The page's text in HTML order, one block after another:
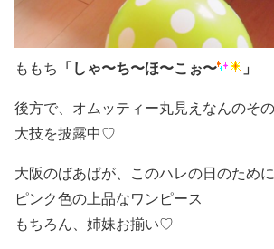
ももち 「しゃ〜ち〜ほ〜こぉ〜 」
後方で、オムッティー丸見えなんのその
大技を披露中♡
大阪のばあばが、このハレの日のため
ピンク色の上品なワンピース
もちろん、姉妹お揃い♡